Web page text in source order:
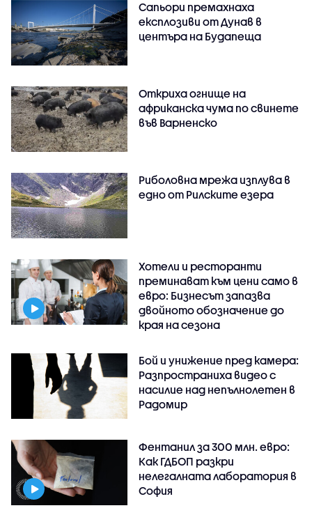
Сапьори премахнаха
експлозиви от Дунав в
центъра на Будапеща
Откриха огнище на
африканска чума по свинете
във Варненско
Риболовна мрежа изплува в
едно от Рилските езера
Хотели и ресторанти
преминават към цени само в
евро: Бизнесът запазва
двойното обозначение до
края на сезона
Бой и унижение пред камера:
Разпространиха видео с
насилие над непълнолетен в
Радомир
Фентанил за 300 млн. евро:
Как ГДБОП разкри
нелегалната лаборатория в
София